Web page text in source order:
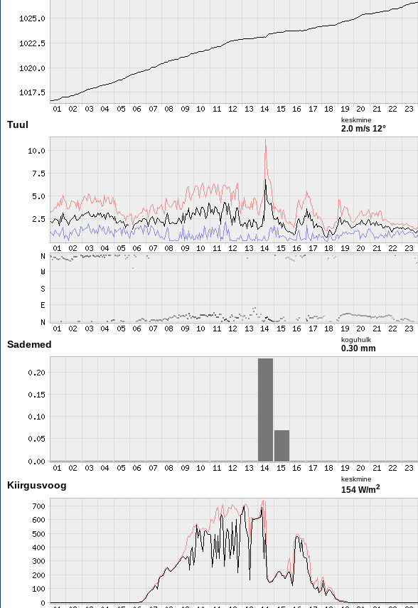
Tuul keskmine
2.0 m/s 12°
Sademed koguhulk
0.30 mm
Kiirgusvoog
keskmine
154 W/m2